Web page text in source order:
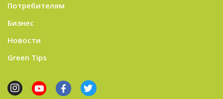
Потребителям
Бизнес
Новости
Green Tips